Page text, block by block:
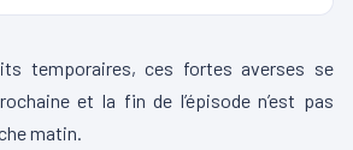
temporaires, ces fortes averses se
et la fin de l’épisode n’est pas
matin.